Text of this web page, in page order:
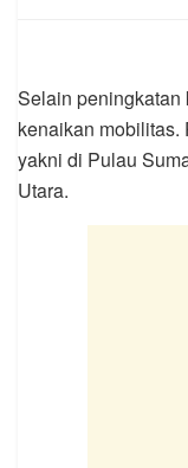
Selain peningkatan
kenaikan
yakni di Pulau
Utara.